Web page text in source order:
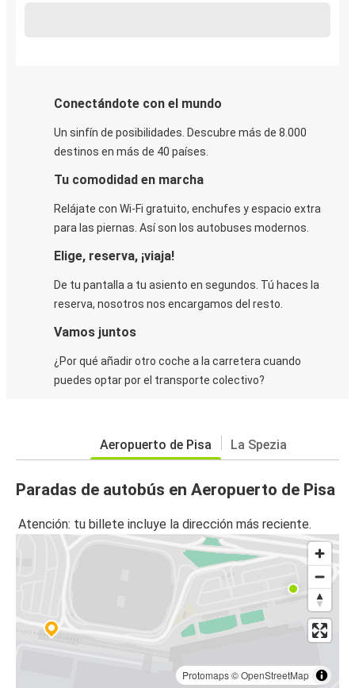
Conectándote con el mundo
Un sinfín de posibilidades. Descubre más de 8.000
destinos en más de 40 países.
Tu comodidad en marcha
Relájate con Wi-Fi gratuito, enchufes y espacio extra
para las piernas. Así son los autobuses modernos.
Elige, reserva, ¡viaja!
De tu pantalla a tu asiento en segundos. Tú haces la
reserva, nosotros nos encargamos del resto.
Vamos juntos
¿Por qué añadir otro coche a la carretera cuando
puedes optar por el transporte colectivo?
Aeropuerto de Pisa La Spezia
Paradas de autobús en Aeropuerto de Pisa
Atención: tu billete incluye la dirección más reciente.
Protomaps©OpenStreetMap